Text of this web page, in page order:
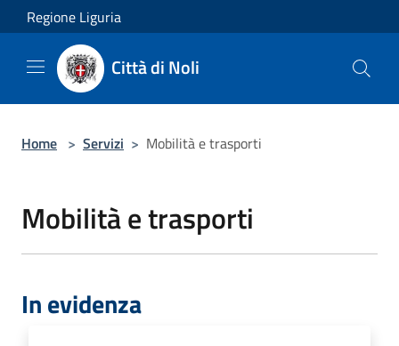
Salta al contenuto principale
Regione Liguria
Città di Noli
Home > Servizi > Mobilità e trasporti
Mobilità e trasporti
In evidenza